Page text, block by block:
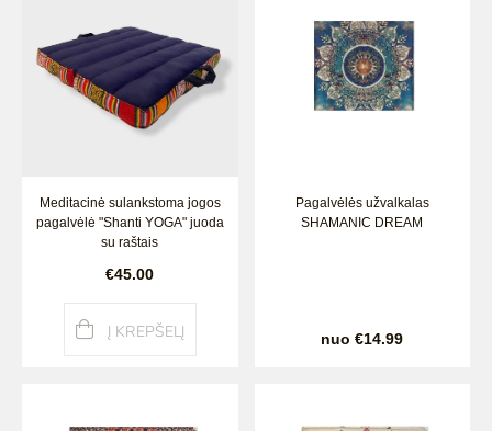
NĖŠČIOSIOMS/PO GIMDYMO
MASAŽAI VYRAMS
SPA ABONEMENTAI
SPA PASLAUGŲ PRIEDAI
DOVANU PAKETAI
VAIKAMS
AKSESUARAI
SHANTI LINIJA
ONLINE DOVANOS
Meditacinė sulankstoma jogos
pagalvėlė "Shanti YOGA" juoda
su raštais
€45.00
Į KREPŠELĮ
Pagalvėlės užvalkalas
SHAMANIC DREAM
nuo €14.99